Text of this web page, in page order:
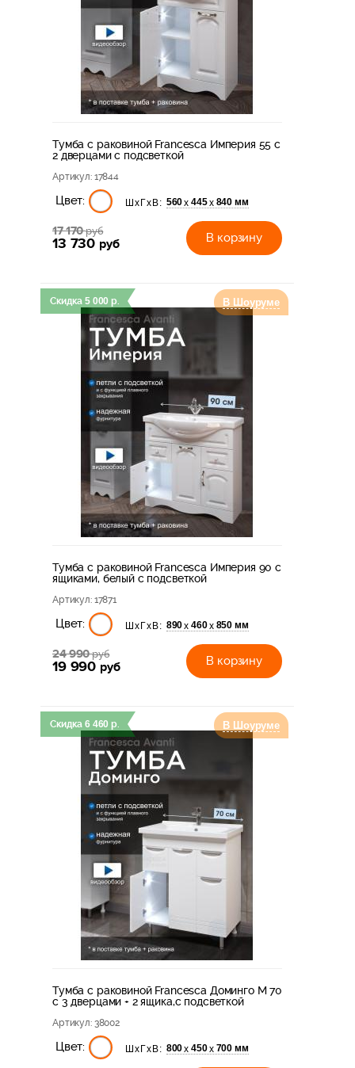
Тумба с раковиной Francesca Империя 55 с
2 дверцами с подсветкой
Артикул: 17844
Цвет: ШхГхВ: 560х 445х 840 мм
17 170руб
13 730 руб В корзину
Скидка 5 000 р. В Шоуруме
Тумба с раковиной Francesca Империя 90 с
ящиками, белый с подсветкой
Артикул: 17871
Цвет: ШхГхВ: 890х 460х 850 мм
24 990руб
19 990 руб В корзину
Скидка 6 460 р. В Шоуруме
Тумба с раковиной Francesca Доминго М 70
с 3 дверцами + 2 ящика,с подсветкой
Артикул: 38002
Цвет: ШхГхВ: 800х 450х 700 мм